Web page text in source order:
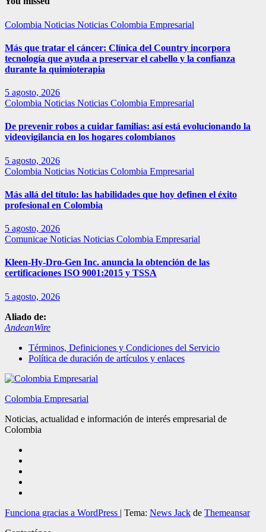
Colombia Noticias Noticias Colombia Empresarial
Más que tratar el cáncer: Clínica del Country incorpora
tecnología que ayuda a preservar el cabello y la confianza
durante la quimioterapia
5 agosto, 2026
Colombia Noticias Noticias Colombia Empresarial
De prevenir robos a cuidar familias: así está evolucionando la
videovigilancia en los hogares colombianos
5 agosto, 2026
Colombia Noticias Noticias Colombia Empresarial
Más allá del título: las habilidades que hoy definen el éxito
profesional en Colombia
5 agosto, 2026
Comunicae Noticias Noticias Colombia Empresarial
Kleen-Hy-Dro-Gen Inc. anuncia la obtención de las
certificaciones ISO 9001:2015 y TSSA
5 agosto, 2026
Aliado de:
AndeanWire
Términos, Definiciones y Condiciones del Servicio
Política de duración de artículos y enlaces
Colombia Empresarial
Noticias, actualidad e información de interés empresarial de
Colombia
Funciona gracias a WordPress | Tema: News Jack de Themeansar